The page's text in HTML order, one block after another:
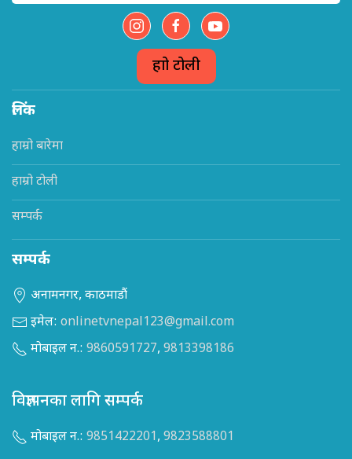
हाम्रो टोली
लिंक
हाम्रो बारेमा
हाम्रो टोली
सम्पर्क
सम्पर्क
अनामनगर, काठमाडौं
इमेल: onlinetvnepal123@gmail.com
मोबाइल न.: 9860591727, 9813398186
विज्ञापनका लागि सम्पर्क
मोबाइल न.: 9851422201, 9823588801